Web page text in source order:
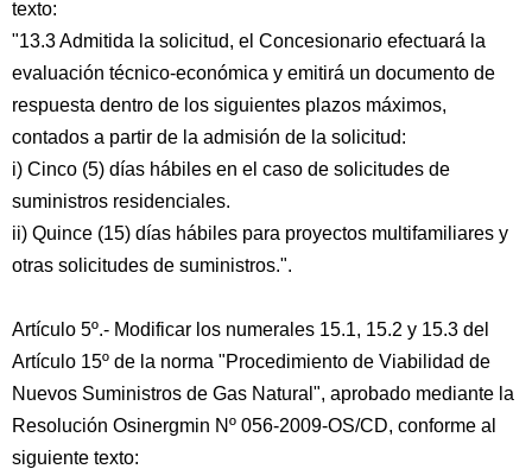
texto:
"13.3 Admitida la solicitud, el Concesionario efectuará la
evaluación técnico-económica y emitirá un documento de
respuesta dentro de los siguientes plazos máximos,
contados a partir de la admisión de la solicitud:
i) Cinco (5) días hábiles en el caso de solicitudes de
suministros residenciales.
ii) Quince (15) días hábiles para proyectos multifamiliares y
otras solicitudes de suministros.".
Artículo 5º.- Modificar los numerales 15.1, 15.2 y 15.3 del
Artículo 15º de la norma "Procedimiento de Viabilidad de
Nuevos Suministros de Gas Natural", aprobado mediante la
Resolución Osinergmin Nº 056-2009-OS/CD, conforme al
siguiente texto: